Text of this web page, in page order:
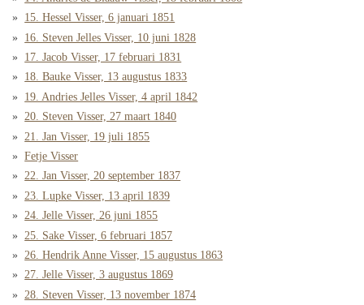
15. Hessel Visser, 6 januari 1851
16. Steven Jelles Visser, 10 juni 1828
17. Jacob Visser, 17 februari 1831
18. Bauke Visser, 13 augustus 1833
19. Andries Jelles Visser, 4 april 1842
20. Steven Visser, 27 maart 1840
21. Jan Visser, 19 juli 1855
Fetje Visser
22. Jan Visser, 20 september 1837
23. Lupke Visser, 13 april 1839
24. Jelle Visser, 26 juni 1855
25. Sake Visser, 6 februari 1857
26. Hendrik Anne Visser, 15 augustus 1863
27. Jelle Visser, 3 augustus 1869
28. Steven Visser, 13 november 1874